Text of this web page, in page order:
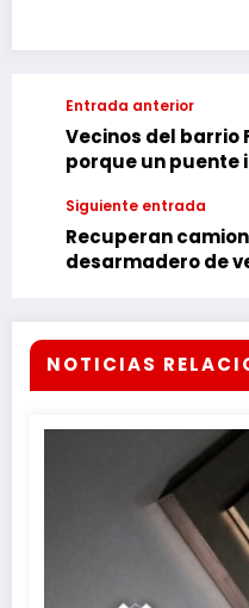
Entrada anterior
Vecinos del
porque un puente
Siguiente entrada
Recuperan
desarmadero de
NOTICIAS